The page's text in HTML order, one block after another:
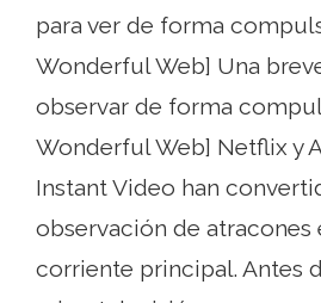
para ver de forma
Wonderful Web] Una
observar de forma
Wonderful Web] Netflix y
Instant Video han
observación de atracones
corriente principal. Antes